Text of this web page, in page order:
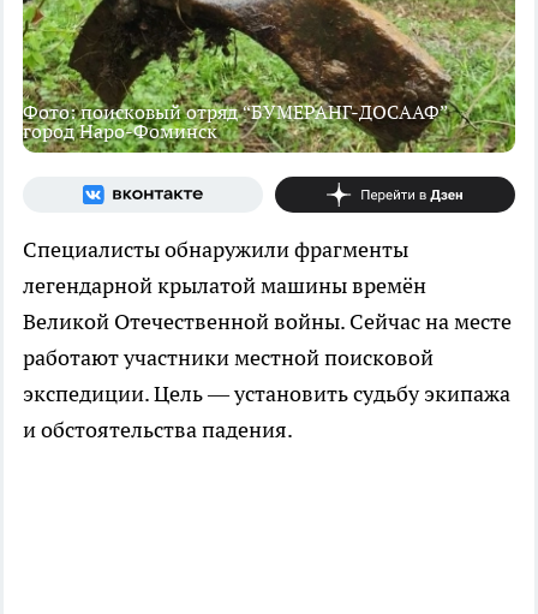
Фото: поисковый отряд “БУМЕРАНГ-ДОСААФ”
город Наро-Фоминск
Специалисты обнаружили фрагменты
легендарной крылатой машины времён
Великой Отечественной войны. Сейчас на месте
работают участники местной поисковой
экспедиции. Цель — установить судьбу экипажа
и обстоятельства падения.